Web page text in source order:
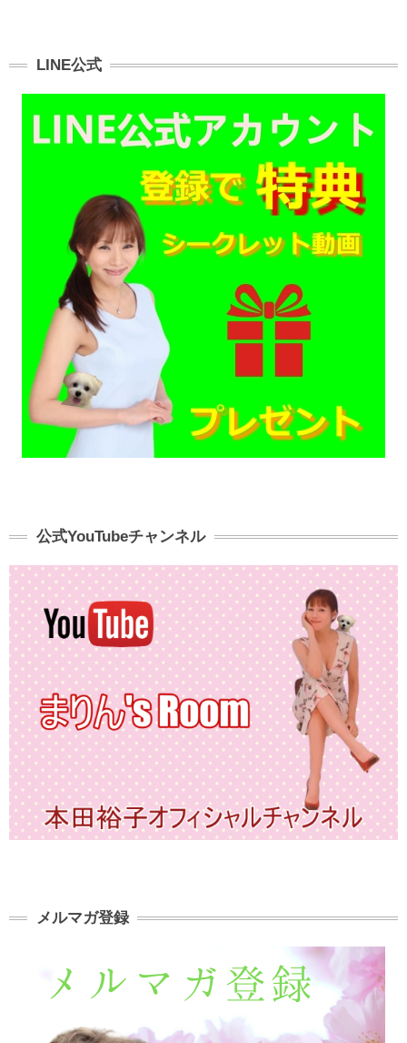
LINE公式
公式YouTubeチャンネル
メルマガ登録